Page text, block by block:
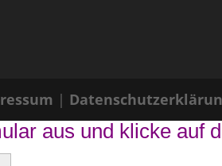
|
aus und klicke auf